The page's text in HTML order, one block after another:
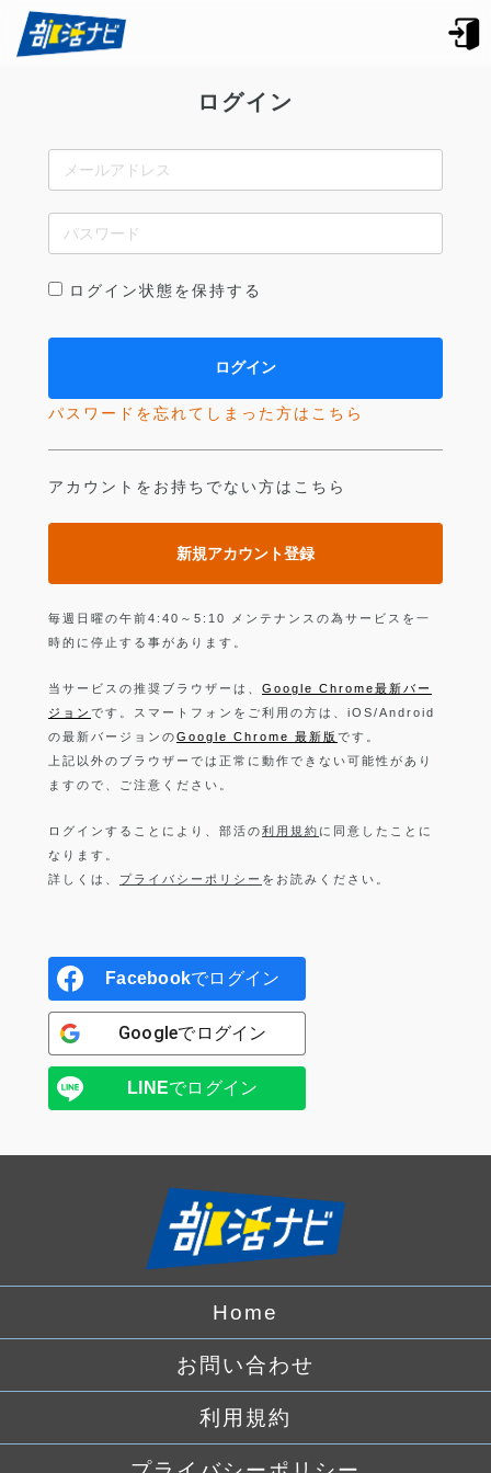
ログイン
ログイン状態を保持する
パスワードを忘れてしまった方はこちら
アカウントをお持ちでない方はこちら
新規アカウント登録
毎週日曜の午前4:40～5:10 メンテナンスの為サービスを一
時的に停止する事があります。
当サービスの推奨ブラウザーは、 Google Chrome最新バー
ジョン です。スマートフォンをご利用の方は、iOS/Android
の最新バージョンのGoogle Chrome 最新版 です。
上記以外のブラウザーでは正常に動作できない可能性があり
ますので、ご注意ください。
ログインすることにより、部活の利用規約 に同意したことに
なります。
詳しくは、 プライバシーポリシー をお読みください。
Facebookでログイン
Googleでログイン
LINEでログイン
Home
お問い合わせ
利用規約